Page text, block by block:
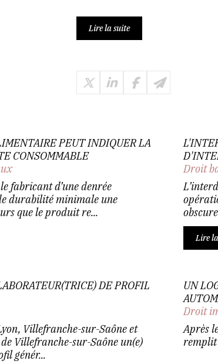
Lire la suite
PEUT INDIQUER LA
CONSOMMABLE
fabricant d’une denrée
durabilité minimale une
que le produit re...
Droit
Lire
DE PROFIL
Villefranche-sur-Saône et
Villefranche-sur-Saône un(e)
génér...
UN
Droit
Après
remplit